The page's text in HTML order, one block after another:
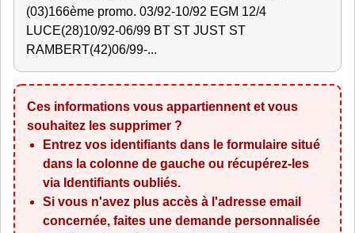
(03)166ème promo. 03/92-10/92 EGM 12/4
LUCE(28)10/92-06/99 BT ST JUST ST
RAMBERT(42)06/99-...
Ces informations vous appartiennent et vous
souhaitez les supprimer ?
Entrez vos identifiants dans le formulaire situé
dans la colonne de gauche ou récupérez-les
via Identifiants oubliés.
Si vous n'avez plus accès à l'adresse email
concernée, faites une demande personnalisée